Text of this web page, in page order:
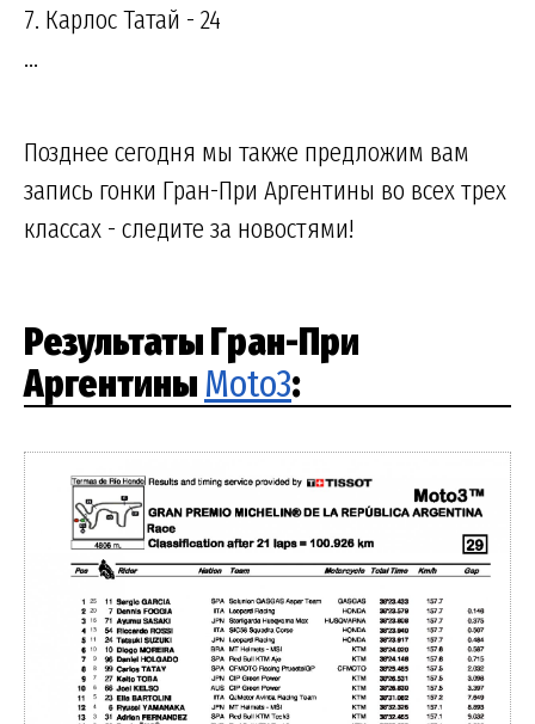
7. Карлос Татай - 24
...
Позднее сегодня мы также предложим вам
запись гонки Гран-При Аргентины во всех трех
классах - следите за новостями!
Результаты Гран-При
Аргентины Moto3: